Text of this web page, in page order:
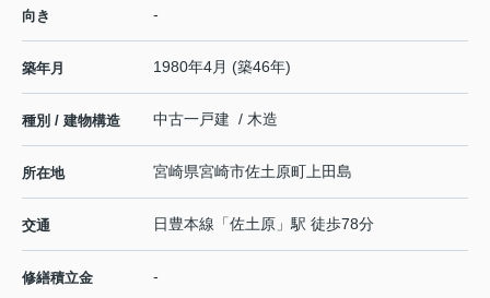
向き -
築年月 1980年4月 (築46年)
種別 / 建物構造 中古一戸建 / 木造
所在地 宮崎県宮崎市佐土原町上田島
交通 日豊本線 「佐土原 」駅 徒歩78分
修繕積立金 -